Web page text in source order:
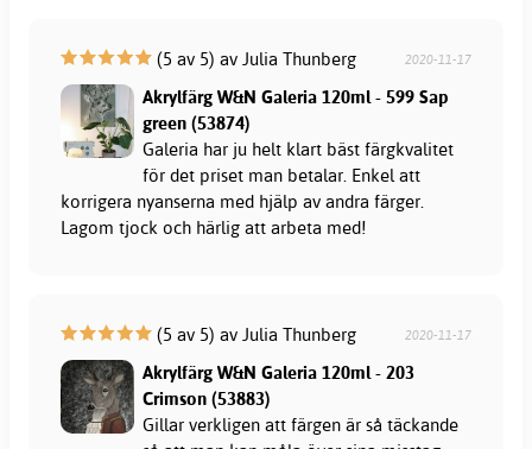
(5 av 5) av Julia Thunberg 2020-11-17
Akrylfärg W&N Galeria 120ml - 599 Sap
green (53874)
Galeria har ju helt klart bäst färgkvalitet
för det priset man betalar. Enkel att
korrigera nyanserna med hjälp av andra färger.
Lagom tjock och härlig att arbeta med!
(5 av 5) av Julia Thunberg 2020-11-17
Akrylfärg W&N Galeria 120ml - 203
Crimson (53883)
Gillar verkligen att färgen är så täckande